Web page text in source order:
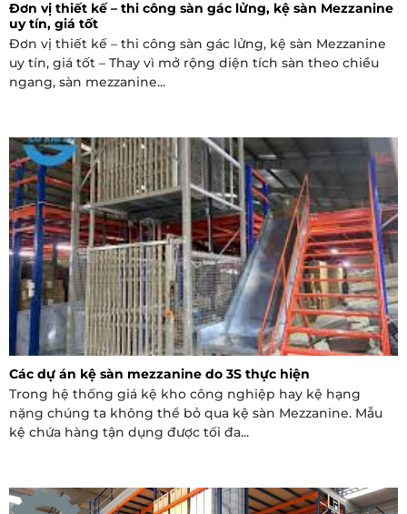
Đơn vị thiết kế – thi công sàn gác lửng, kệ sàn Mezzanine
uy tín, giá tốt
Đơn vị thiết kế – thi công sàn gác lửng, kệ sàn Mezzanine
uy tín, giá tốt – Thay vì mở rộng diện tích sàn theo chiều
ngang, sàn mezzanine...
Các dự án kệ sàn mezzanine do 3S thực hiện
Trong hệ thống giá kệ kho công nghiệp hay kệ hạng
nặng chúng ta không thể bỏ qua kệ sàn Mezzanine. Mẫu
kệ chứa hàng tận dụng được tối đa...